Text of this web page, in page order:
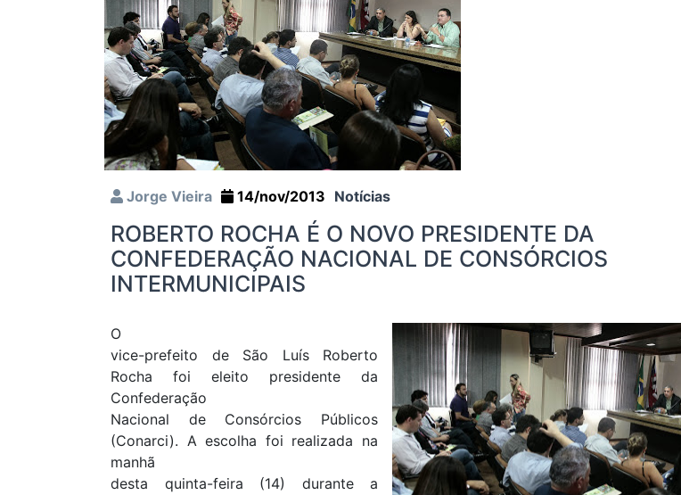
Jorge Vieira 14/nov/2013 Notícias
ROBERTO ROCHA É O NOVO PRESIDENTE DA
CONFEDERAÇÃO NACIONAL DE CONSÓRCIOS
INTERMUNICIPAIS
O
vice-prefeito de São Luís Roberto
Rocha foi eleito presidente da
Confederação
Nacional de Consórcios Públicos
(Conarci). A escolha foi realizada na
manhã
desta quinta-feira (14) durante a